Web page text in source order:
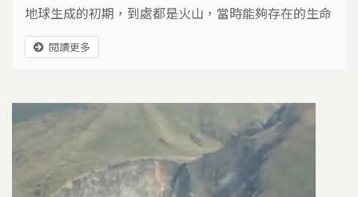
地球生成的初期，到處都是火山，當時能夠存在的生命
可能只有細菌，細菌是整個生態系的初級生產者，相對
自然就產生了初級消費者──搖蚊和篤蠅。陽明山的自
境孕育而生，構成豐富而簡單的火山生態系。
閱讀更多